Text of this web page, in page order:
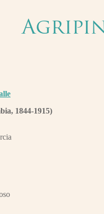
1844-1915)